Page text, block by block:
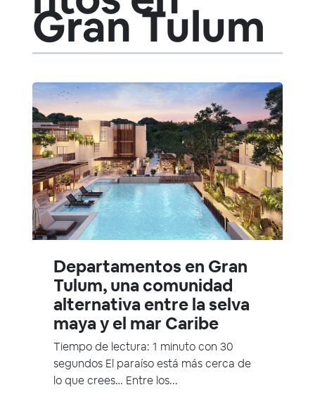
Gran Tulum
Departamentos en Gran
Tulum, una comunidad
alternativa entre la selva
maya y el mar Caribe
Tiempo de lectura: 1 minuto con 30
segundos El paraíso está más cerca de
lo que crees… Entre los...